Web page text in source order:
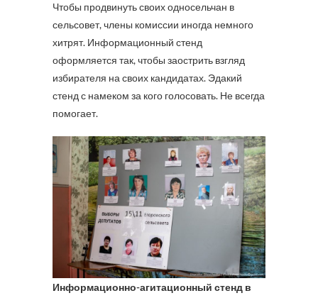
Чтобы продвинуть своих односельчан в
сельсовет, члены комиссии иногда немного
хитрят. Информационный стенд
оформляется так, чтобы заострить взгляд
избирателя на своих кандидатах. Эдакий
стенд с намеком за кого голосовать. Не всегда
помогает.
Информационно-агитационный стенд в